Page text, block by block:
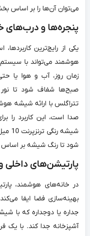
می‌توان آن‌ها را بر اساس
پنجره‌ها و درب‌های
یکی از رایج‌ترین
هوشمند می‌تواند با
زمان روز، آب و هوا یا
صبح‌ها شفاف شود تا
صدا است، این کاربرد را
شود تا رنگ شیشه بر اساس настроение تغییر کند.
پارتیشن‌های داخلی
در خانه‌های هوشمند،
بهینه‌سازی فضا ایفا
جداره یا دوجداره که با
آشپزخانه جدا کند. با یک